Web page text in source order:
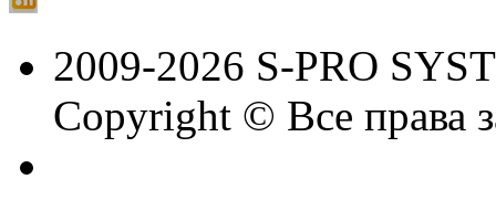
2009-2026 S-PRO
Copyright © Все права